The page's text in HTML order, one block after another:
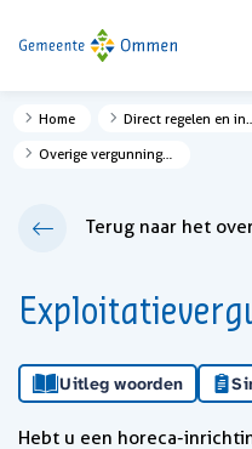
Home
Overige vergunningen
Terug naar het
Uitleg woorden
Hebt u een horeca-